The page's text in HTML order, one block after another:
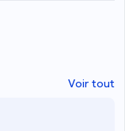
Voir tout